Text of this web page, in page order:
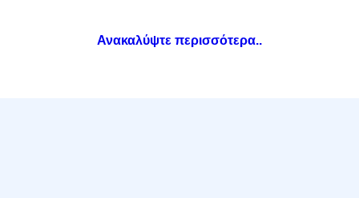
Ανακαλύψτε περισσότερα..